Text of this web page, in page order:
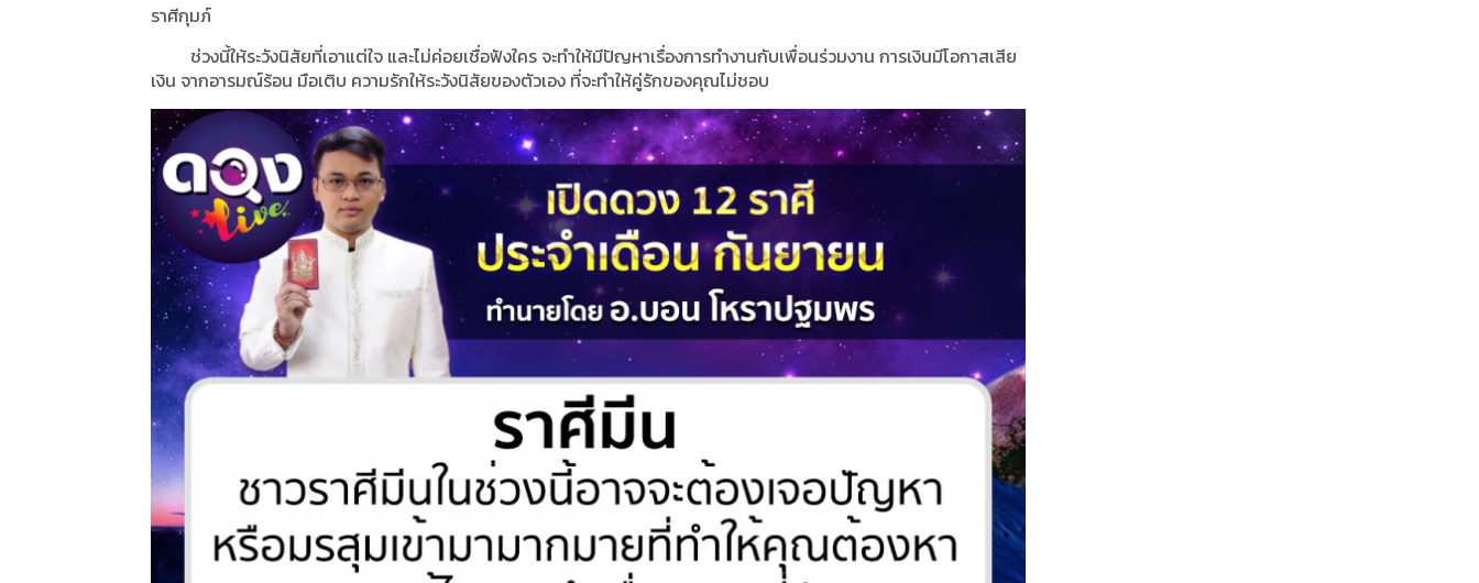
ราศีกุมภ์
ช่วงนี้ให้ระวังนิสัยที่เอาแต่ใจ และไม่ค่อยเชื่อฟังใคร จะทำให้มีปัญหาเรื่องการทำงานกับเพื่อนร่วมงาน การเงินมีโอกาสเสีย
เงิน จากอารมณ์ร้อน มือเติบ ความรักให้ระวังนิสัยของตัวเอง ที่จะทำให้คู่รักของคุณไม่ชอบ